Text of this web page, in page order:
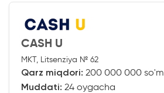
CASH U
MKT, Litsenziya № 62
Qarz miqdori: 200 000 000 so'm
Muddati: 24 oygacha